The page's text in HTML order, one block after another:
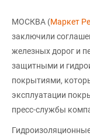
МОСКВА (Маркет
заключили
железных дорог и
защитными и
покрытиями,
эксплуатации
пресс-службы